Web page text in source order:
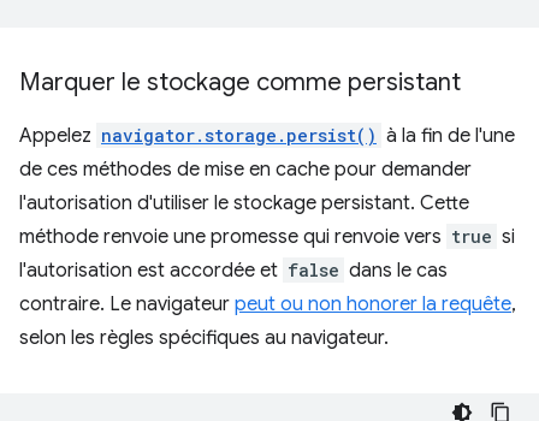
Marquer le stockage comme persistant
Appelez navigator.storage.persist() à la fin de l'une
de ces méthodes de mise en cache pour demander
l'autorisation d'utiliser le stockage persistant. Cette
méthode renvoie une promesse qui renvoie vers true si
l'autorisation est accordée et false dans le cas
contraire. Le navigateur peut ou non honorer la requête,
selon les règles spécifiques au navigateur.